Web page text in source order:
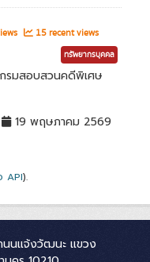
15 recent views
ทรัพยากรบุคคล
รมสอบสวนคดีพิเศษ
19 พฤษภาคม 2569
API).
นแจ้งวัฒนะ แขวง